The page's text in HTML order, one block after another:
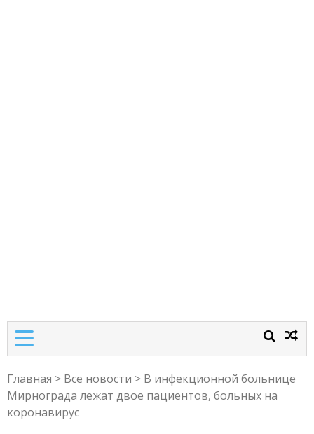
Главная > Все новости > В инфекционной больнице
Мирнограда лежат двое пациентов, больных на
коронавирус